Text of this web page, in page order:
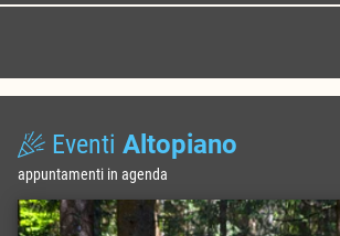
EventiAltopiano
appuntamenti in agenda